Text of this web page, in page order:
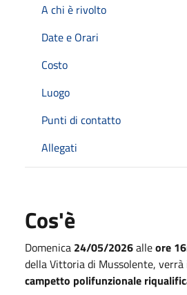
A chi è rivolto
Date e Orari
Costo
Luogo
Punti di contatto
Allegati
Cos'è
Domenica 24/05/2026alleore
della Vittoria di Mussolente,
campetto polifunzionale